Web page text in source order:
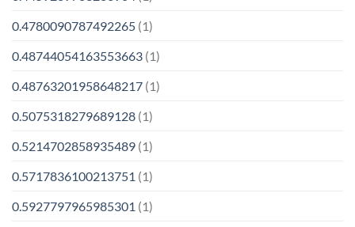
0.4780090787492265 (1)
0.48744054163553663 (1)
0.48763201958648217 (1)
0.5075318279689128 (1)
0.5214702858935489 (1)
0.5717836100213751 (1)
0.5927797965985301 (1)